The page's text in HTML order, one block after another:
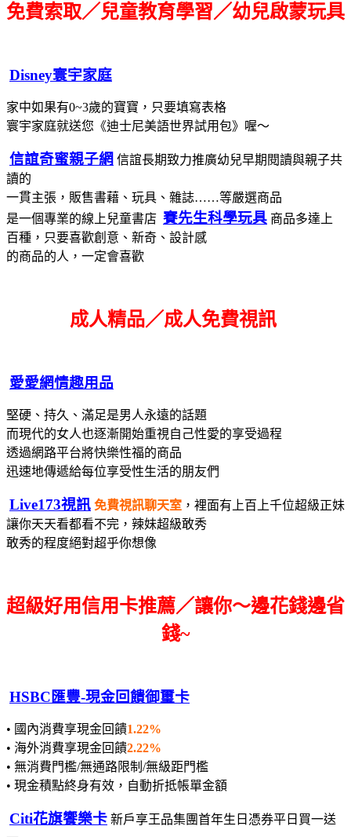
免費索取／兒童教育學習／幼兒啟蒙玩具
Disney寰宇家庭
家中如果有0~3歲的寶寶，只要填寫表格
寰宇家庭就送您《迪士尼美語世界試用包》喔～
信誼奇蜜親子網 信誼長期致力推廣幼兒早期閱讀與親子共
讀的
一貫主張，販售書藉、玩具、雜誌……等嚴選商品
是一個專業的線上兒童書店 賽先生科學玩具 商品多達上
百種，只要喜歡創意、新奇、設計感
的商品的人，一定會喜歡
成人精品／成人免費視訊
愛愛網情趣用品
堅硬、持久、滿足是男人永遠的話題
而現代的女人也逐漸開始重視自己性愛的享受過程
透過網路平台將快樂性福的商品
迅速地傳遞給每位享受性生活的朋友們
Live173視訊 免費視訊聊天室 ，裡面有上百上千位超級正妹
讓你天天看都看不完，辣妹超級敢秀
敢秀的程度絕對超乎你想像
超級好用信用卡推薦／讓你～邊花錢邊省
錢~
HSBC匯豐-現金回饋御璽卡
• 國內消費享現金回饋1.22%
• 海外消費享現金回饋2.22%
• 無消費門檻/無通路限制/無級距門檻
• 現金積點終身有效，自動折抵帳單金額
Citi花旗饗樂卡 新戶享王品集團首年生日憑券平日買一送